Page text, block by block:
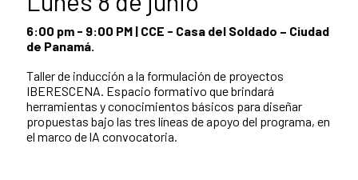
6:00 pm - 9:00 PM | CCE - Casa del Soldado – Ciudad
de Panamá.
Taller de inducción a la formulación de proyectos
IBERESCENA. Espacio formativo que brindará
herramientas y conocimientos básicos para diseñar
propuestas bajo las tres líneas de apoyo del programa, en
el marco de lA convocatoria.